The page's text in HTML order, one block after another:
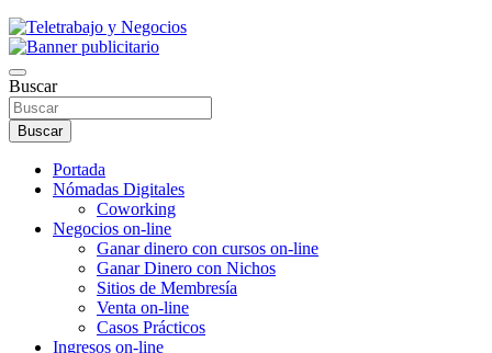
Teletrabajo y Negocios
Buscar
Buscar
Portada
Nómadas Digitales
Coworking
Negocios on-line
Ganar dinero con cursos on-line
Ganar Dinero con Nichos
Sitios de Membresía
Venta on-line
Casos Prácticos
Ingresos on-line